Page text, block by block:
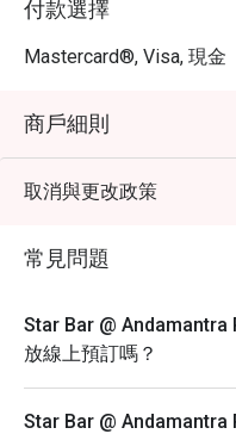
付款選擇
Mastercard®, Visa, 現金
商戶細則
取消與更改政策
常見問題
Star Bar @
放線上預訂嗎？
Star Bar @